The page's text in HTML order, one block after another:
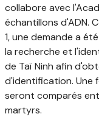
collabore avec
échantillons d'ADN.
1, une demande a
la recherche et
de Taï Ninh afin
d'identification. Une
seront comparés
martyrs.